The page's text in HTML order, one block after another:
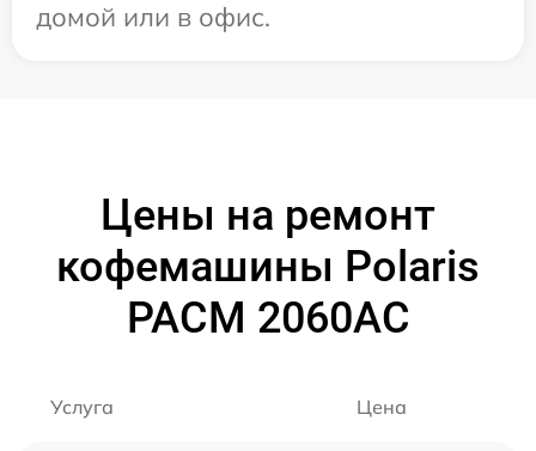
домой или в офис.
Цены на ремонт
кофемашины Polaris
PACM 2060AC
Услуга Цена